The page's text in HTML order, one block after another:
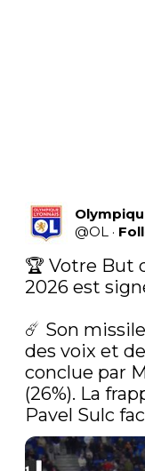
@OL ·
🏆 Votre But
2026 est
☄️ Son
des voix et
conclue par
(26%). La
Pavel Sulc